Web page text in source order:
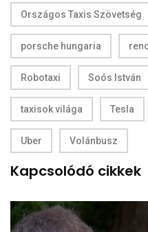
Országos Taxis Szövetség
porsche hungaria
Robotaxi Soós István
taxisok világa Tesla
Uber Volánbusz
Kapcsolódó cikkek